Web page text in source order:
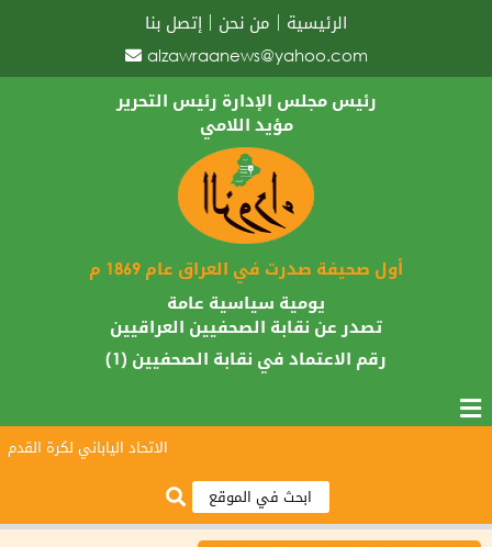
الرئيسية من نحن
إتصل بنا
alzawraanews@yahoo.com
رئيس مجلس الإدارة رئيس التحرير
مؤيد اللامي
أول صحيفة صدرت في العراق عام 1869 م
يومية سياسية عامة
تصدر عن نقابة الصحفيين العراقيين
رقم الاعتماد في نقابة الصحفيين (1)
الاتحاد الياباني لكرة القدم